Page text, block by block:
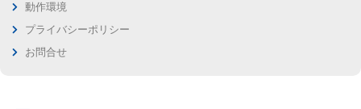
動作環境
プライバシーポリシー
お問合せ